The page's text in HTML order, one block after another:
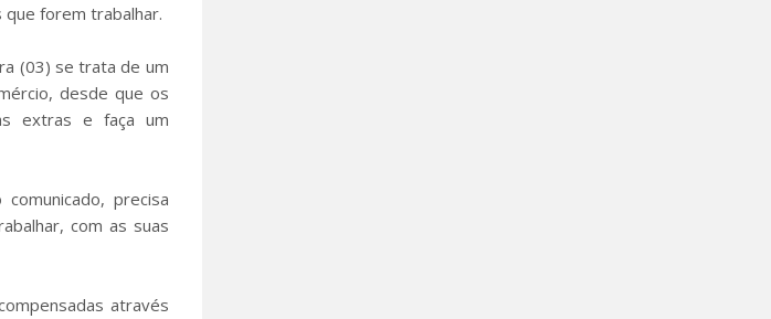
forem trabalhar.
(03) se trata de um
desde que os
extras e faça um
precisa
com as suas
através